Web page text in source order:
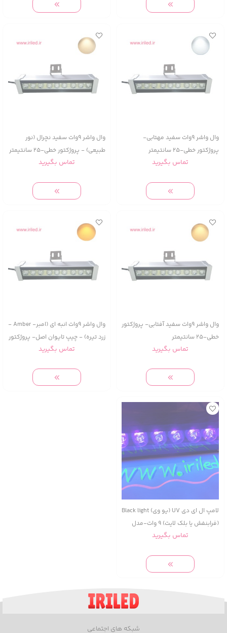
وال واشر 9وات سفید مهتابی-
پروژکتور خطی-25 سانتیمتر
تماس بگیرید
وال واشر 9وات سفید نچرال (نور
طبیعی) - پروژکتور خطی-25 سانتیمتر
تماس بگیرید
وال واشر 9وات سفید آفتابی- پروژکتور
خطی-25 سانتیمتر
تماس بگیرید
وال واشر 9وات انبه ای (امبر- Amber -
زرد تیره) - چیپ تایوان اصل- پروژکتور
تماس بگیرید
لامپ ال ای دی UV (یو وی) Black light
(فرابنفش یا بلک لایت) 9 وات-مدل
تماس بگیرید
شبکه های اجتماعی